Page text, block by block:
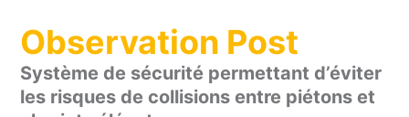
Observation Post
Système de sécurité permettant d’éviter
les risques de collisions entre piétons et